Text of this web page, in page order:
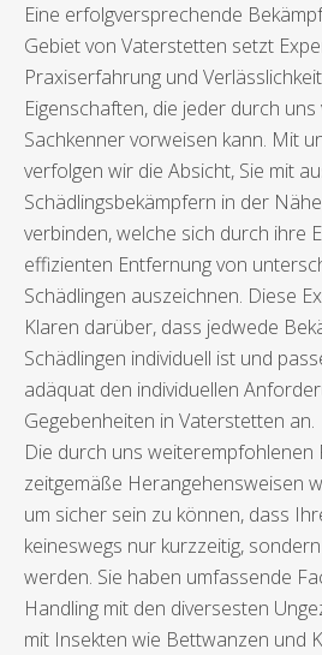
Eine erfolgversprechende
Gebiet von Vaterstetten setzt
Praxiserfahrung und
Eigenschaften, die jeder durch
Sachkenner vorweisen kann. Mit
verfolgen wir die Absicht, Sie mit
Schädlingsbekämpfern in der
verbinden, welche sich durch ihre
effizienten Entfernung von
Schädlingen auszeichnen. Diese
Klaren darüber, dass jedwede
Schädlingen individuell ist und
adäquat den individuellen
Gegebenheiten in Vaterstetten an.
Die durch uns weiterempfohlenen
zeitgemäße Herangehensweisen
um sicher sein zu können, dass
keineswegs nur kurzzeitig,
werden. Sie haben umfassende
Handling mit den diversesten
mit Insekten wie Bettwanzen und